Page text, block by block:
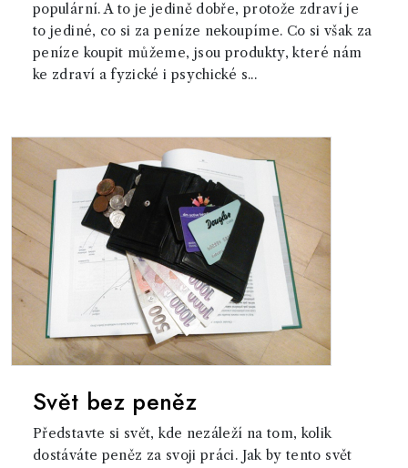
populární. A to je jedině dobře, protože zdraví je
to jediné, co si za peníze nekoupíme. Co si však za
peníze koupit můžeme, jsou produkty, které nám
ke zdraví a fyzické i psychické s...
Svět bez peněz
Představte si svět, kde nezáleží na tom, kolik
dostáváte peněz za svoji práci. Jak by tento svět